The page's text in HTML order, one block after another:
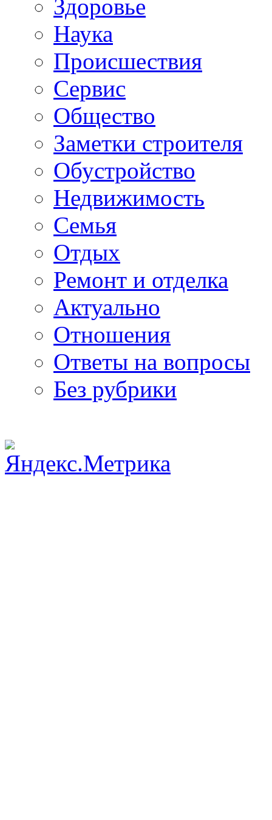
Здоровье
Наука
Происшествия
Сервис
Общество
Заметки строителя
Обустройство
Недвижимость
Семья
Отдых
Ремонт и отделка
Актуально
Отношения
Ответы на вопросы
Без рубрики